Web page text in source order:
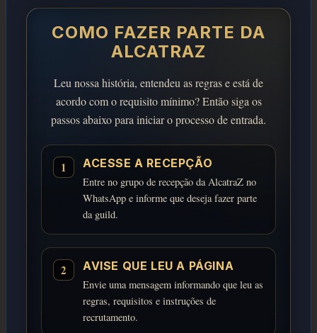
COMO FAZER PARTE DA
ALCATRAZ
Leu nossa história, entendeu as regras e está de
acordo com o requisito mínimo? Então siga os
passos abaixo para iniciar o processo de entrada.
1 ACESSE A RECEPÇÃO
Entre no grupo de recepção da AlcatraZ no
WhatsApp e informe que deseja fazer parte
da guild.
2 AVISE QUE LEU A PÁGINA
Envie uma mensagem informando que leu as
regras, requisitos e instruções de
recrutamento.